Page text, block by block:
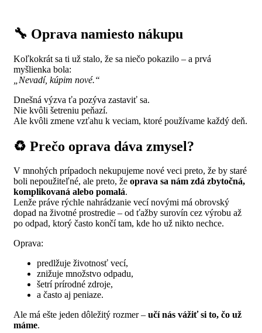
🔧 Oprava namiesto nákupu
Koľkokrát sa ti už stalo, že sa niečo pokazilo – a prvá
myšlienka bola:
„Nevadí, kúpim nové.“
Dnešná výzva ťa pozýva zastaviť sa.
Nie kvôli šetreniu peňazí.
Ale kvôli zmene vzťahu k veciam, ktoré používame každý deň.
♻️ Prečo oprava dáva zmysel?
V mnohých prípadoch nekupujeme nové veci preto, že by staré
boli nepoužiteľné, ale preto, že oprava sa nám zdá zbytočná,
komplikovaná alebo pomalá.
Lenže práve rýchle nahrádzanie vecí novými má obrovský
dopad na životné prostredie – od ťažby surovín cez výrobu až
po odpad, ktorý často končí tam, kde ho už nikto nechce.
Oprava:
predlžuje životnosť vecí,
znižuje množstvo odpadu,
šetrí prírodné zdroje,
a často aj peniaze.
Ale má ešte jeden dôležitý rozmer – učí nás vážiť si to, čo už
máme.